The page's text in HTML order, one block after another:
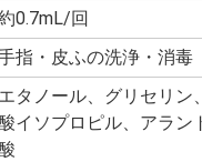
0.7mL/回
指・皮ふの洗浄・消毒
エタノール、グリセリン
イソプロピル、アラン